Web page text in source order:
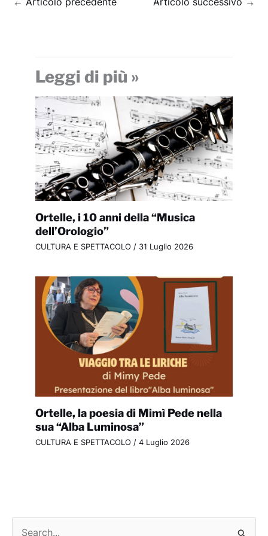
Leggi di più »
Ortelle, i 10 anni della “Musica
dell’Orologio”
CULTURA E SPETTACOLO / 31 Luglio 2026
Ortelle, la poesia di Mimì Pede nella
sua “Alba Luminosa”
CULTURA E SPETTACOLO / 4 Luglio 2026